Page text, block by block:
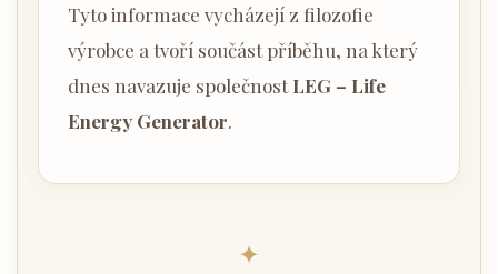
Tyto informace vycházejí z filozofie
výrobce a tvoří součást příběhu, na který
dnes navazuje společnostLEG – Life
Energy Generator.
✦